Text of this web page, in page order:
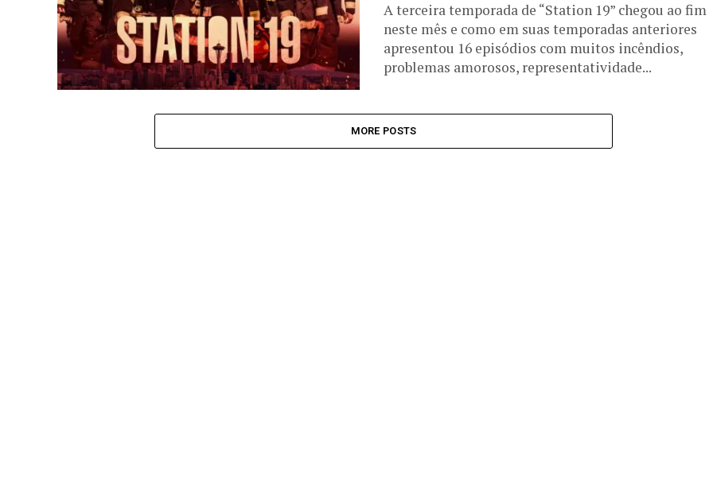
A terceira temporada de “Station 19” chegou ao fim
neste mês e como em suas temporadas anteriores
apresentou 16 episódios com muitos incêndios,
problemas amorosos, representatividade...
MORE POSTS